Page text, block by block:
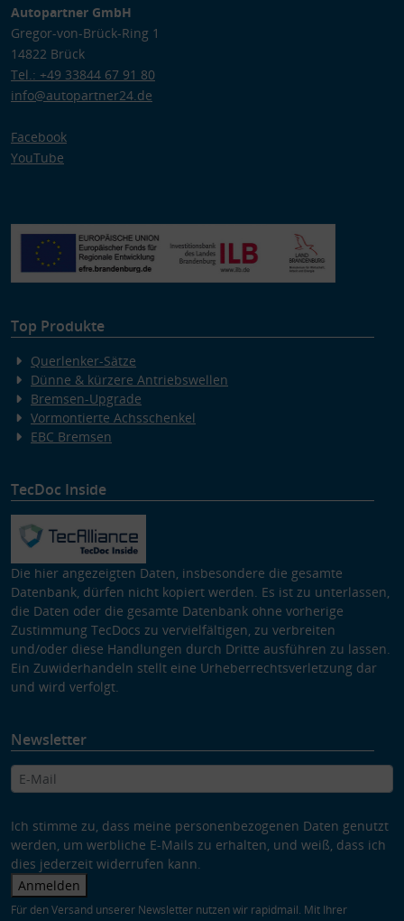
Autopartner GmbH
Gregor-von-Brück-Ring 1
14822 Brück
Tel.: +49 33844 67 91 80
info@autopartner24.de
Facebook
YouTube
Top Produkte
Querlenker-Sätze
Dünne & kürzere Antriebswellen
Bremsen-Upgrade
Vormontierte Achsschenkel
EBC Bremsen
TecDoc Inside
Die hier angezeigten Daten, insbesondere die gesamte
Datenbank, dürfen nicht kopiert werden. Es ist zu unterlassen,
die Daten oder die gesamte Datenbank ohne vorherige
Zustimmung TecDocs zu vervielfältigen, zu verbreiten
und/oder diese Handlungen durch Dritte ausführen zu lassen.
Ein Zuwiderhandeln stellt eine Urheberrechtsverletzung dar
und wird verfolgt.
Newsletter
Ich stimme zu, dass meine personenbezogenen Daten genutzt
werden, um werbliche E-Mails zu erhalten, und weiß, dass ich
dies jederzeit widerrufen kann.
Anmelden
Für den Versand unserer Newsletter nutzen wir rapidmail. Mit Ihrer